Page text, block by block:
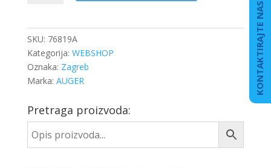
SKU: 76819A
Kategorija: WEBSHOP
Oznaka: Zagreb
Marka: AUGER
Pretraga proizvoda:
KONTAKTIRAJTE NAS